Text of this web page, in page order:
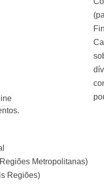
Metropolitanas)
Regiões)